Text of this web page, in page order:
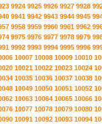
9924 9925 9926 9927 9928
9941 9942 9943 9944 9945
9958 9959 9960 9961 9962
9975 9976 9977 9978 9979
9992 9993 9994 9995 9996
10007 10008 10009 10010
10021 10022 10023 10024
10035 10036 10037 10038
10049 10050 10051 10052
10063 10064 10065 10066
10077 10078 10079 10080
10091 10092 10093 10094